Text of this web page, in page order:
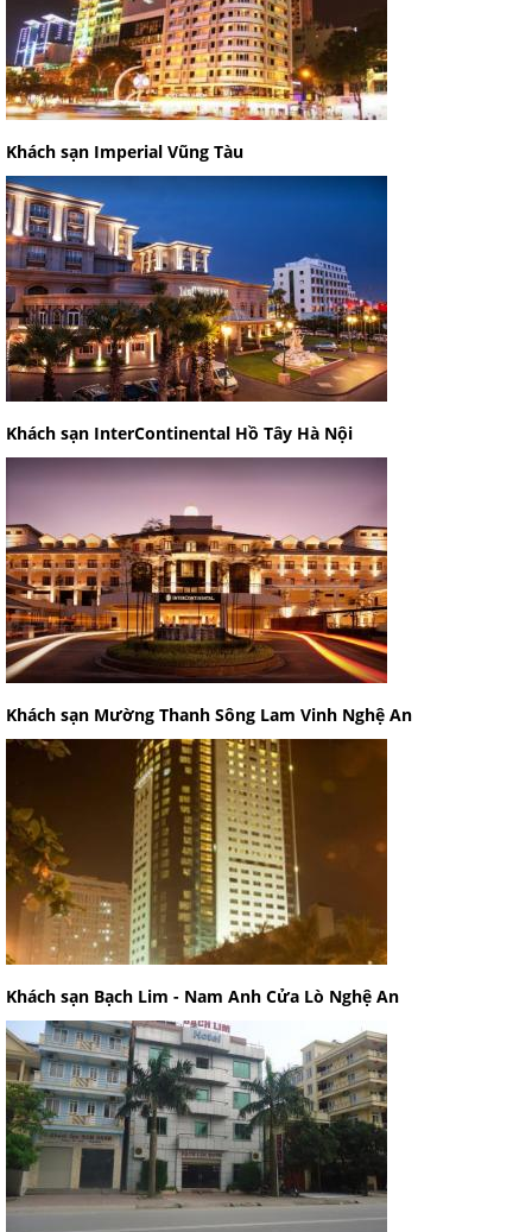
Khách sạn Imperial Vũng Tàu
Khách sạn InterContinental Hồ Tây Hà Nội
Khách sạn Mường Thanh Sông Lam Vinh Nghệ An
Khách sạn Bạch Lim - Nam Anh Cửa Lò Nghệ An